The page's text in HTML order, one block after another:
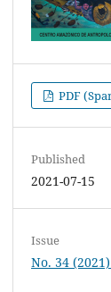
PDF
Published
2021-07-15
Issue
No. 34